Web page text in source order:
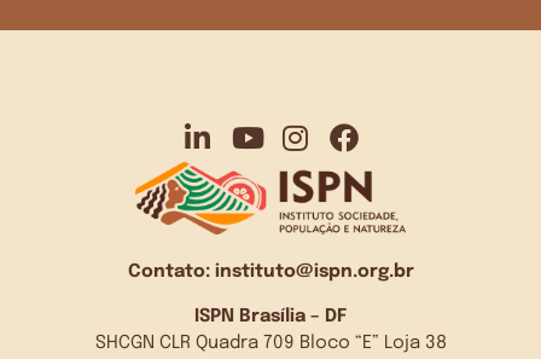
Contato: instituto@ispn.org.br
ISPN Brasília – DF
SHCGN CLR Quadra 709 Bloco “E” Loja 38